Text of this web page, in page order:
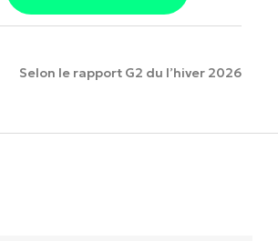
Selon le rapport G2 du l’hiver 2026